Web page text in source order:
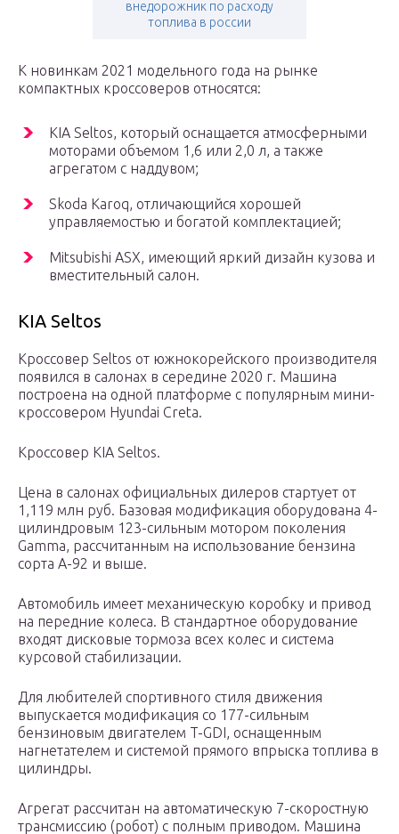
внедорожник по расходу
топлива в россии
К новинкам 2021 модельного года на рынке
компактных кроссоверов относятся:
KIA Seltos, который оснащается атмосферными
моторами объемом 1,6 или 2,0 л, а также
агрегатом с наддувом;
Skoda Karoq, отличающийся хорошей
управляемостью и богатой комплектацией;
Mitsubishi ASX, имеющий яркий дизайн кузова и
вместительный салон.
KIA Seltos
Кроссовер Seltos от южнокорейского производителя
появился в салонах в середине 2020 г. Машина
построена на одной платформе с популярным мини-
кроссовером Hyundai Creta.
Кроссовер KIA Seltos.
Цена в салонах официальных дилеров стартует от
1,119 млн руб. Базовая модификация оборудована 4-
цилиндровым 123-сильным мотором поколения
Gamma, рассчитанным на использование бензина
сорта А-92 и выше.
Автомобиль имеет механическую коробку и привод
на передние колеса. В стандартное оборудование
входят дисковые тормоза всех колес и система
курсовой стабилизации.
Для любителей спортивного стиля движения
выпускается модификация со 177-сильным
бензиновым двигателем T-GDI, оснащенным
нагнетателем и системой прямого впрыска топлива в
цилиндры.
Агрегат рассчитан на автоматическую 7-скоростную
трансмиссию (робот) с полным приводом. Машина